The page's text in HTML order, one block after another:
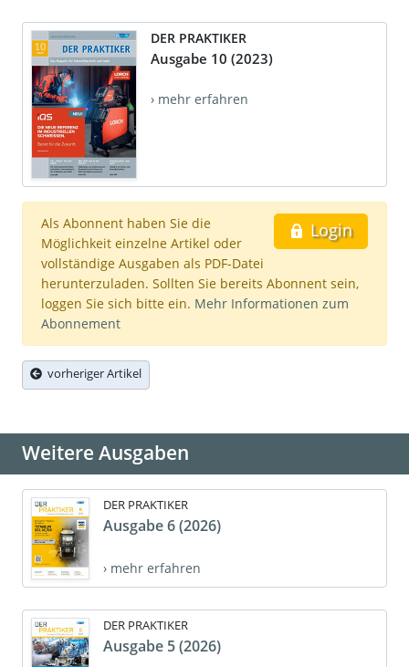
DER PRAKTIKER
Ausgabe 10 (2023)
› mehr erfahren
Login
Als Abonnent haben Sie die
Möglichkeit einzelne Artikel oder
vollständige Ausgaben als PDF-Datei
herunterzuladen. Sollten Sie bereits Abonnent sein,
loggen Sie sich bitte ein. Mehr Informationen zum
Abonnement
vorheriger Artikel
Weitere Ausgaben
DER PRAKTIKER
Ausgabe 6 (2026)
› mehr erfahren
DER PRAKTIKER
Ausgabe 5 (2026)